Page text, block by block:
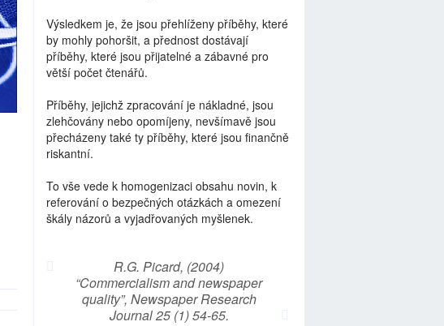
Výsledkem je, že jsou přehlíženy příběhy, které
by mohly pohoršit, a přednost dostávají
příběhy, které jsou přijatelné a zábavné pro
větší počet čtenářů.
Příběhy, jejichž zpracování je nákladné, jsou
zlehčovány nebo opomíjeny, nevšímavě jsou
přecházeny také ty příběhy, které jsou finančně
riskantní.
To vše vede k homogenizaci obsahu novin, k
referování o bezpečných otázkách a omezení
škály názorů a vyjadřovaných myšlenek.
R.G. Picard, (2004)
“Commercialism and newspaper
quality”, Newspaper Research
Journal 25 (1) 54-65.